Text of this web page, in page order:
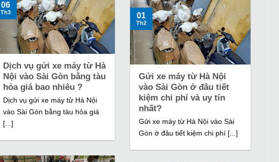
Dịch vụ gửi xe máy từ Hà
Nội vào Sài Gòn bằng tàu
hỏa giá bao nhiêu ?
Dịch vụ gửi xe máy từ Hà Nội
vào Sài Gòn bằng tàu hỏa giá
[...]
06
Th3
Gửi xe máy từ Hà Nội
vào Sài Gòn ở đâu tiết
kiệm chi phí và uy tín
nhất?
Gửi xe máy từ Hà Nội vào Sài
Gòn ở đâu tiết kiệm chi phí [...]
01
Th2